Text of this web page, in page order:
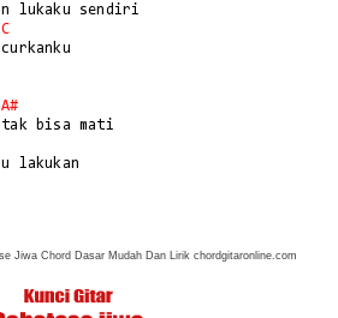
lukaku sendiri
C
A#
bisa mati
Jiwa Chord Dasar Mudah Dan Lirik chordgitaronline.com